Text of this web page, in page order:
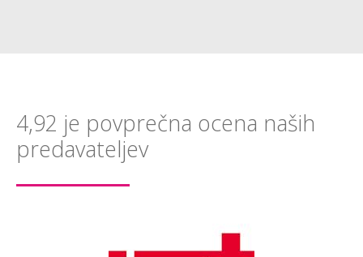
4,92 je povprečna ocena naših
predavateljev